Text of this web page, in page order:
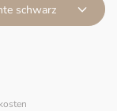
schwarz